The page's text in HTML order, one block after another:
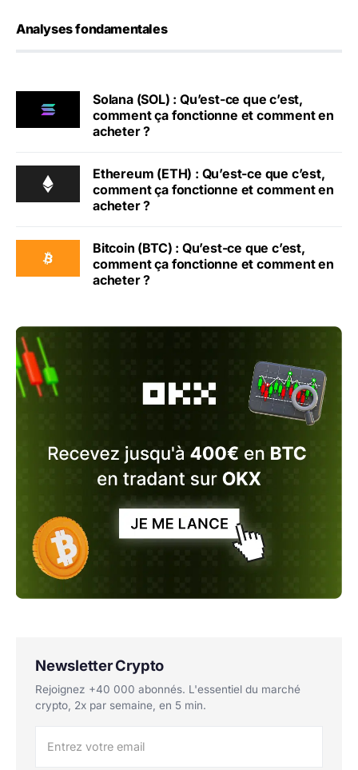
Analyses fondamentales
Solana (SOL) : Qu’est-ce que c’est,
comment ça fonctionne et comment en
acheter ?
Ethereum (ETH) : Qu’est-ce que c’est,
comment ça fonctionne et comment en
acheter ?
Bitcoin (BTC) : Qu’est-ce que c’est,
comment ça fonctionne et comment en
acheter ?
Newsletter Crypto
Rejoignez +40 000 abonnés. L'essentiel du marché
crypto, 2x par semaine, en 5 min.